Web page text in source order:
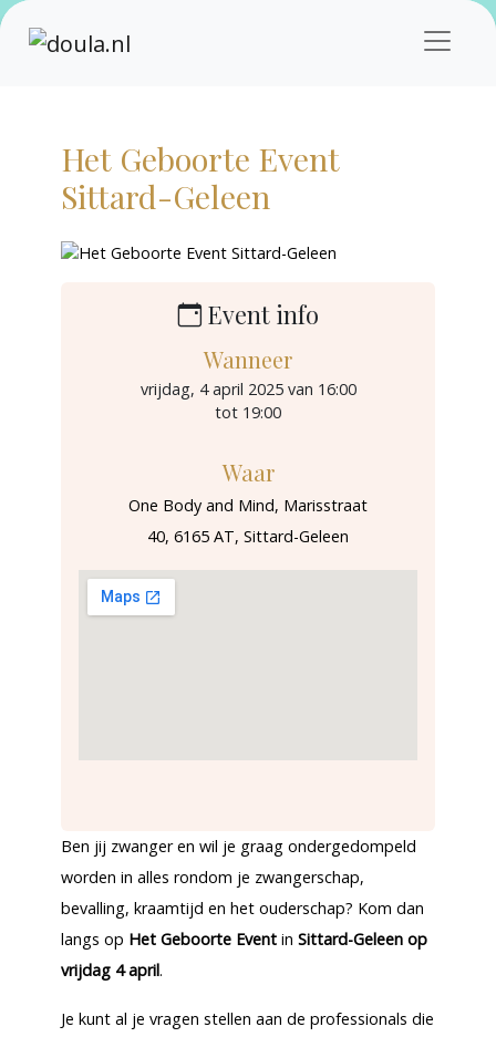
Het Geboorte Event
Sittard-Geleen
Event info
Wanneer
vrijdag, 4 april 2025 van 16:00
tot 19:00
Waar
One Body and Mind, Marisstraat
40, 6165 AT, Sittard-Geleen
Ben jij zwanger en wil je graag ondergedompeld
worden in alles rondom je zwangerschap,
bevalling, kraamtijd en het ouderschap? Kom dan
langs op Het Geboorte Event inSittard-Geleen op
vrijdag 4 april.
Je kunt al je vragen stellen aan de professionals die